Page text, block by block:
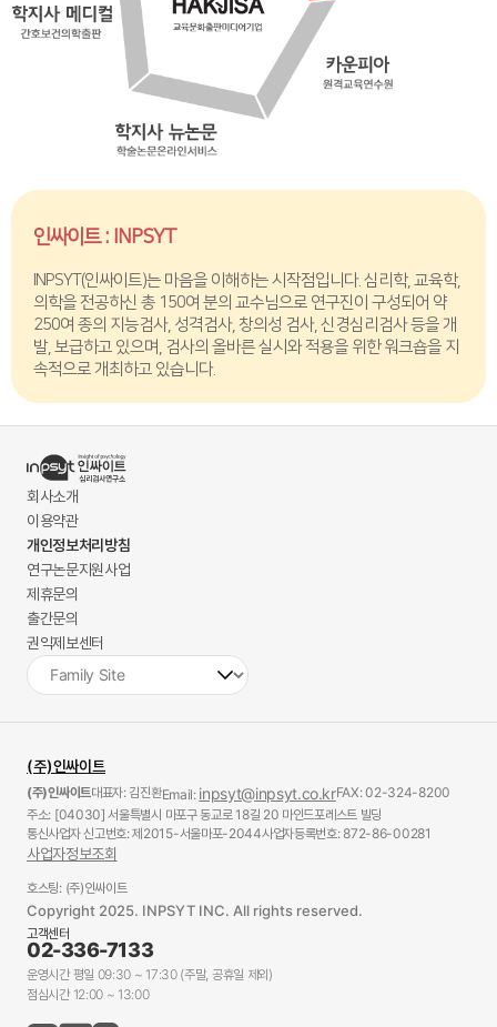
인싸이트 : INPSYT
INPSYT(인싸이트)는 마음을 이해하는 시작점입니다. 심리학, 교육학,
의학을 전공하신 총 150여 분의 교수님으로 연구진이 구성되어 약
250여 종의 지능검사, 성격검사, 창의성 검사, 신경심리검사 등을 개
발, 보급하고 있으며, 검사의 올바른 실시와 적용을 위한 워크숍을 지
속적으로 개최하고 있습니다.
회사소개
이용약관
개인정보처리방침
연구논문지원사업
제휴문의
출간문의
권익제보센터
(주)인싸이트
(주)인싸이트대표자: 김진환Email: inpsyt@inpsyt.co.krFAX: 02-324-8200
주소: [04030] 서울특별시 마포구 동교로 18길 20 마인드포레스트 빌딩
통신사업자 신고번호: 제2015-서울마포-2044사업자등록번호: 872-86-00281
사업자정보조회
호스팅: (주)인싸이트
Copyright 2025. INPSYT INC. All rights reserved.
고객센터
02-336-7133
운영시간 평일 09:30 ~ 17:30 (주말, 공휴일 제외)
점심시간 12:00 ~ 13:00